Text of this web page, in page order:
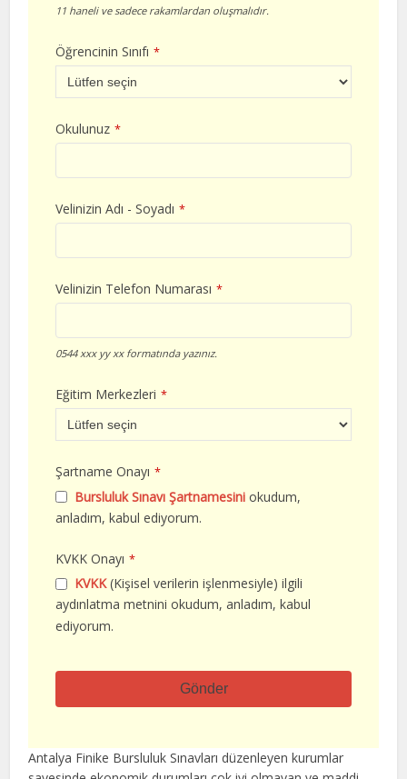
11 haneli ve sadece rakamlardan oluşmalıdır.
Öğrencinin Sınıfı *
Okulunuz *
Velinizin Adı - Soyadı *
Velinizin Telefon Numarası *
0544 xxx yy xx formatında yazınız.
Eğitim Merkezleri *
Şartname Onayı *
Bursluluk Sınavı Şartnamesini okudum,
anladım, kabul ediyorum.
KVKK Onayı *
KVKK(Kişisel verilerin işlenmesiyle) ilgili
aydınlatma metnini okudum, anladım, kabul
ediyorum.
Gönder
alan
boş
Antalya Finike Bursluluk Sınavları düzenleyen kurumlar